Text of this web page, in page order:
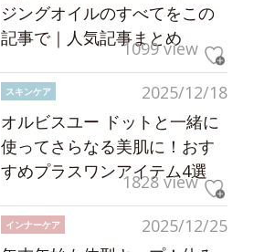
ジングオイルのすべてをこの
記事で｜人気記事まとめ
1099 view
2025/12/18
スキンケア
オルビスユー ドットと一緒に
使ってさらなる美肌に！おす
すめプラスワンアイテム4選
1828 view
2025/12/25
インナーケア